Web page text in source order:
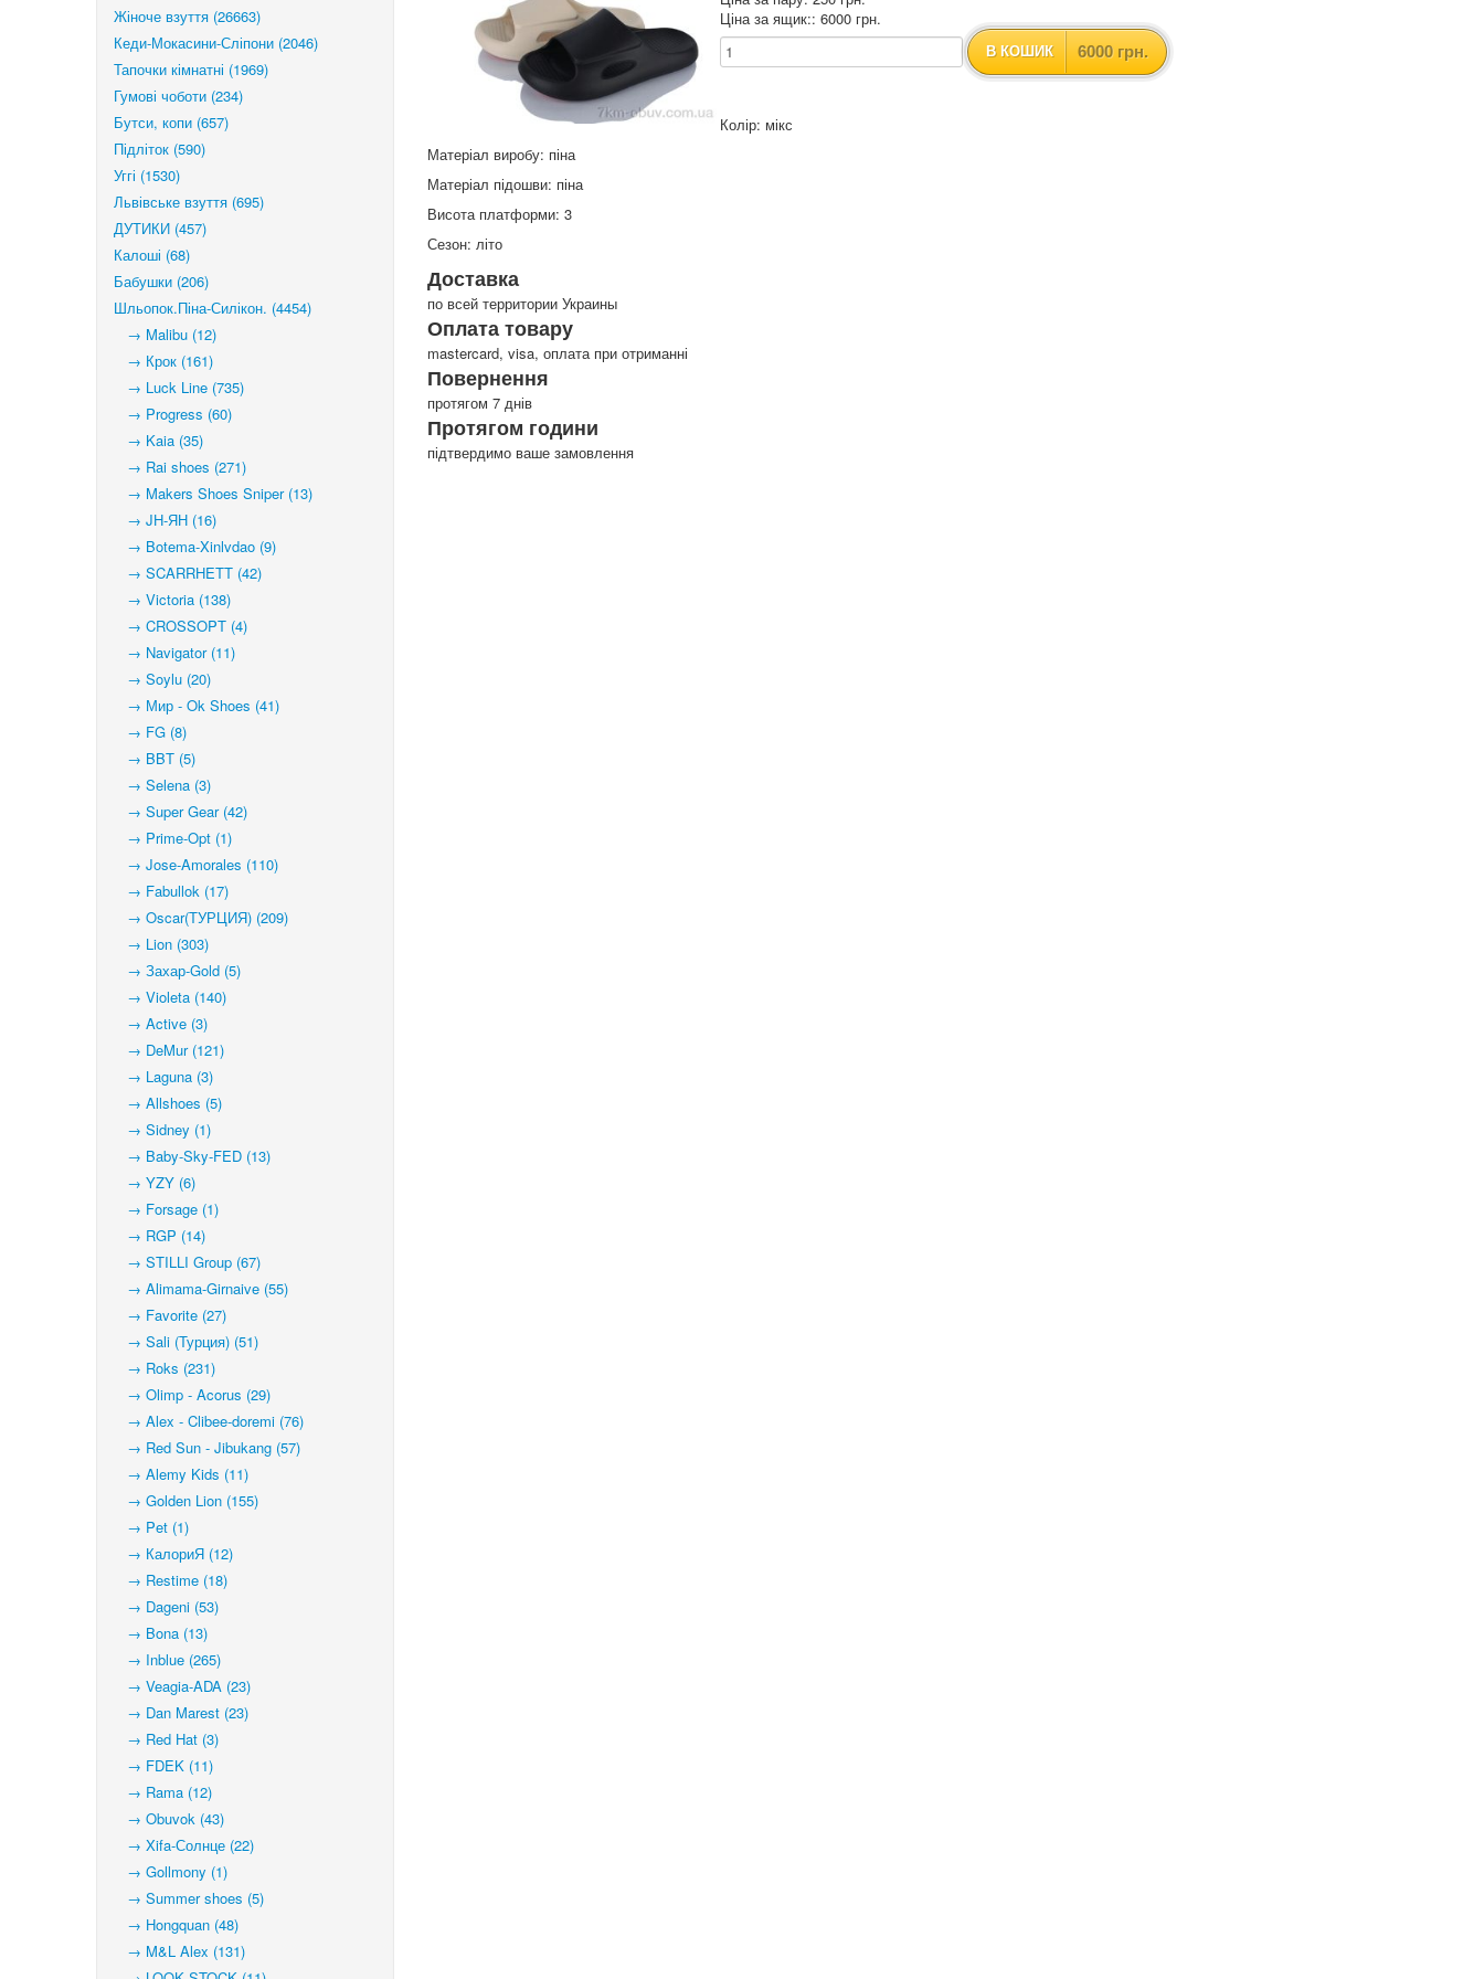
Жіноче взуття (26663)
Кеди-Мокасини-Сліпони (2046)
Тапочки кімнатні (1969)
Гумові чоботи (234)
Бутси, копи (657)
Підліток (590)
Уггі (1530)
Львівське взуття (695)
ДУТИКИ (457)
Калоші (68)
Бабушки (206)
Шльопок.Піна-Силікон. (4454)
→ Malibu (12)
→ Крок (161)
→ Luck Line (735)
→ Progress (60)
→ Kaia (35)
→ Rai shoes (271)
→ Makers Shoes Sniper (13)
→ JH-ЯН (16)
→ Botema-Xinlvdao (9)
→ SCARRHETT (42)
→ Victoria (138)
→ CROSSOPT (4)
→ Navigator (11)
→ Soylu (20)
→ Мир - Ok Shoes (41)
→ FG (8)
→ BBT (5)
→ Selena (3)
→ Super Gear (42)
→ Prime-Opt (1)
→ Jose-Amorales (110)
→ Fabullok (17)
→ Oscar(ТУРЦИЯ) (209)
→ Lion (303)
→ Захар-Gold (5)
→ Violeta (140)
→ Active (3)
→ DeMur (121)
→ Laguna (3)
→ Allshoes (5)
→ Sidney (1)
→ Baby-Sky-FED (13)
→ YZY (6)
→ Forsage (1)
→ RGP (14)
→ STILLI Group (67)
→ Alimama-Girnaive (55)
→ Favorite (27)
→ Sali (Турция) (51)
→ Roks (231)
→ Olimp - Acorus (29)
→ Alex - Clibee-doremi (76)
→ Red Sun - Jibukang (57)
→ Alemy Kids (11)
→ Golden Lion (155)
→ Pet (1)
→ КалориЯ (12)
→ Restime (18)
→ Dageni (53)
→ Bona (13)
→ Inblue (265)
→ Veagia-ADA (23)
→ Dan Marest (23)
→ Red Hat (3)
→ FDEK (11)
→ Rama (12)
→ Obuvok (43)
→ Xifa-Солнце (22)
→ Gollmony (1)
→ Summer shoes (5)
→ Hongquan (48)
→ M&L Alex (131)
Ціна за ящик:: 6000 грн.
В КОШИК 6000 грн.
Колір: мікс
Матеріал виробу: піна
Матеріал підошви: піна
Висота платформи: 3
Сезон: літо
Доставка
по всей территории Украины
Оплата товару
mastercard, visa, оплата при отриманні
Повернення
протягом 7 днів
Протягом години
підтвердимо ваше замовлення